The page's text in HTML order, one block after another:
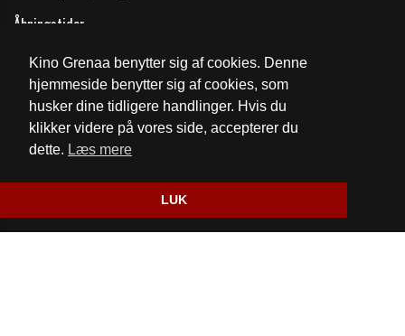
Kino Grenaa benytter sig af cookies. Denne
hjemmeside benytter sig af cookies, som
husker dine tidligere handlinger. Hvis du
klikker videre på vores side, accepterer du
dette. Læs mere
LUK
Åbningstider
Cookie- og privatlivspolitik
Fødevarestyrelsens kontrolrapport